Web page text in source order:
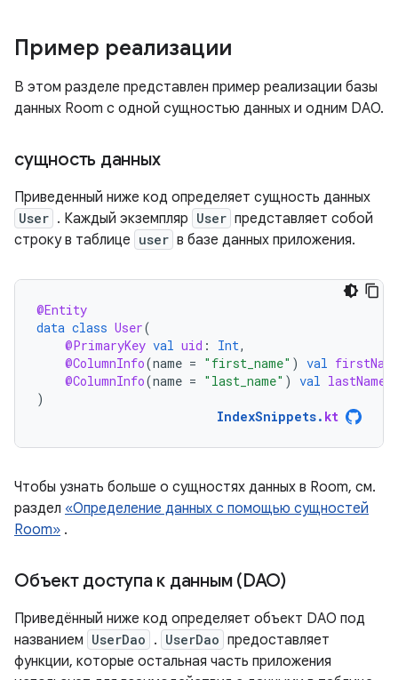
Пример реализации
В этом разделе представлен пример реализации базы
данных Room с одной сущностью данных и одним DAO.
сущность данных
Приведенный ниже код определяет сущность данных
User . Каждый экземпляр User представляет собой
строку в таблице user в базе данных приложения.
@Entity
data class User(
@PrimaryKey val uid : Int,
@ColumnInfo(name = "first_name" ) val
@ColumnInfo(name = "last_name" ) val lastName
)
IndexSnippets. kt
Чтобы узнать больше о сущностях данных в Room, см.
раздел «Определение данных с помощью сущностей
Room» .
Объект доступа к данным (DAO)
Приведённый ниже код определяет объект DAO под
названием UserDao . UserDao предоставляет
функции, которые остальная часть приложения